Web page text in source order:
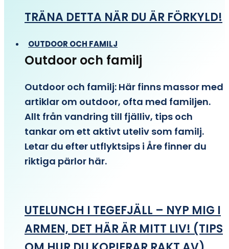
TRÄNA DETTA NÄR DU ÄR FÖRKYLD!
OUTDOOR OCH FAMILJ
Outdoor och familj
Outdoor och familj: Här finns massor med
artiklar om outdoor, ofta med familjen.
Allt från vandring till fjälliv, tips och
tankar om ett aktivt uteliv som familj.
Letar du efter utflyktsips i Åre finner du
riktiga pärlor här.
UTELUNCH I TEGEFJÄLL – NYP MIG I
ARMEN, DET HÄR ÄR MITT LIV! (TIPS